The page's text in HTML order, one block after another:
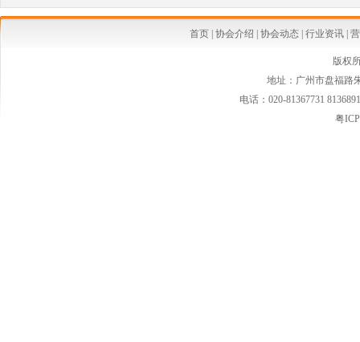
· 2015“华南婴童节”爱婴岛亲子嘉年华暨孕婴童用品服饰展览会（第七届）
首页 协会介绍 协会动态 行业资讯
版权
地址：广州市盘福路
电话：020-81367731
粤